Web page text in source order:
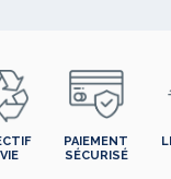
PAIEMENT
SÉCURISÉ